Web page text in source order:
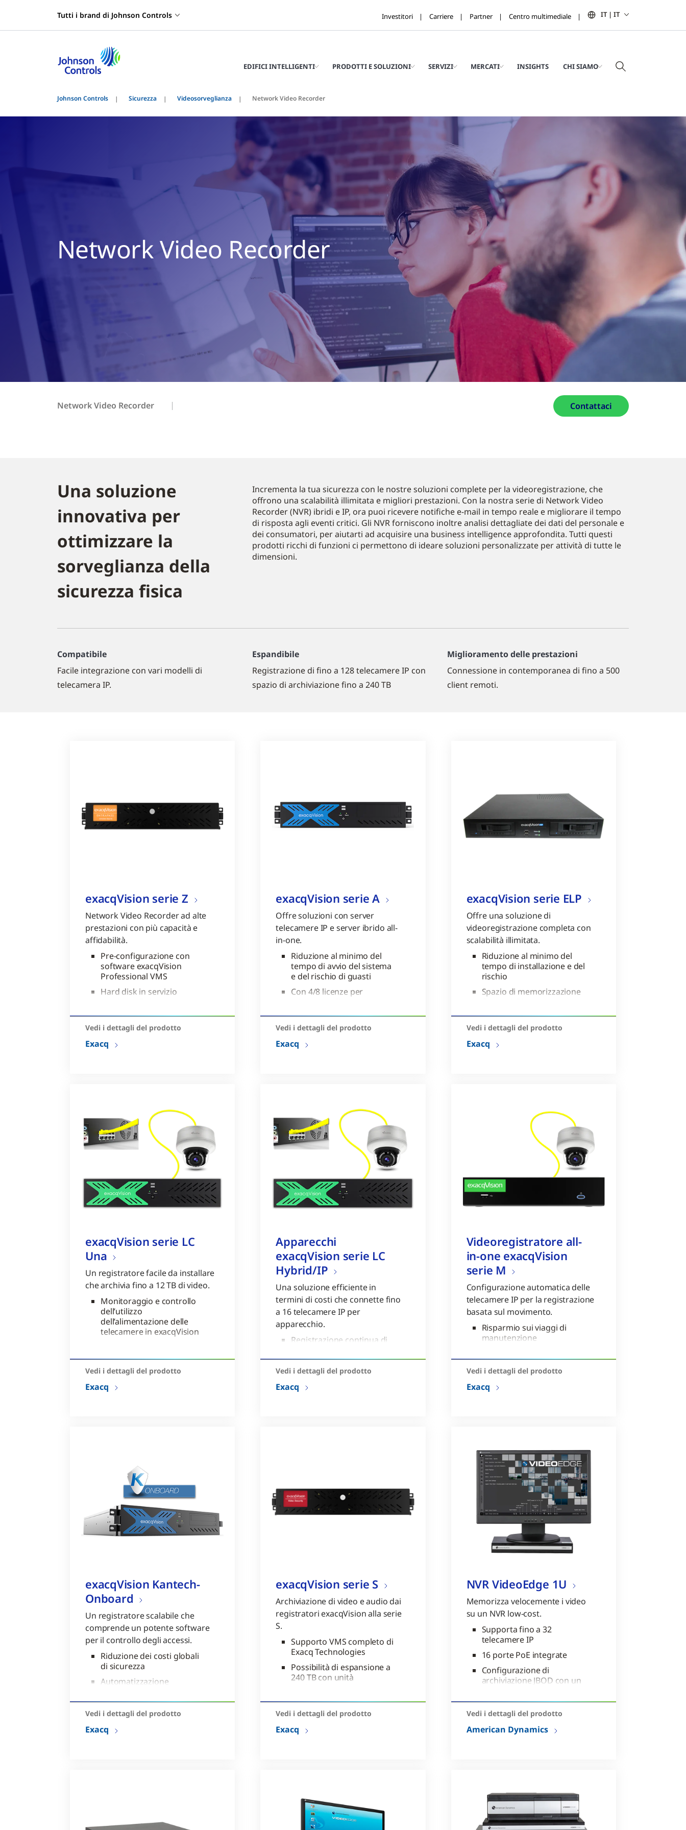
Tutti i brand di Johnson Controls Investitori Carriere Partner Centro multimediale IT | IT
EDIFICI INTELLIGENTI PRODOTTI E SOLUZIONI SERVIZI MERCATI INSIGHTS CHI SIAMO
Johnson Controls Sicurezza Videosorveglianza Network Video Recorder
Network Video Recorder
Network Video Recorder Contattaci
Una soluzione
innovativa per
ottimizzare la
sorveglianza della
sicurezza fisica
Incrementa la tua sicurezza con le nostre soluzioni complete per la videoregistrazione, che
offrono una scalabilità illimitata e migliori prestazioni. Con la nostra serie di Network Video
Recorder (NVR) ibridi e IP, ora puoi ricevere notifiche e-mail in tempo reale e migliorare il tempo
di risposta agli eventi critici. Gli NVR forniscono inoltre analisi dettagliate dei dati del personale e
dei consumatori, per aiutarti ad acquisire una business intelligence approfondita. Tutti questi
prodotti ricchi di funzioni ci permettono di ideare soluzioni personalizzate per attività di tutte le
dimensioni.
Compatibile
Facile integrazione con vari modelli di
telecamera IP.
Espandibile
Registrazione di fino a 128 telecamere IP con
spazio di archiviazione fino a 240 TB
Miglioramento delle prestazioni
Connessione in contemporanea di fino a 500
client remoti.
exacqVision serie Z
Network Video Recorder ad alte
prestazioni con più capacità e
affidabilità.
Pre-configurazione con
software exacqVision
Professional VMS
Hard disk in servizio
Registrazione di fino a 128
telecamere analogiche
Vedi i dettagli del prodotto
Exacq
exacqVision serie A
Offre soluzioni con server
telecamere IP e server ibrido all-
in-one.
Riduzione al minimo del
tempo di avvio del sistema
e del rischio di guasti
Con 4/8 licenze per
Registrazione continua di
fino a 550 Mbps di video
Vedi i dettagli del prodotto
Exacq
exacqVision serie ELP
Offre una soluzione di
videoregistrazione completa con
scalabilità illimitata.
Riduzione al minimo del
tempo di installazione e del
rischio
Spazio di memorizzazione
Visualizzazione dei filmati
registrati e live da su
Vedi i dettagli del prodotto
Exacq
exacqVision serie LC
Una
Un registratore facile da installare
che archivia fino a 12 TB di video.
Monitoraggio e controllo
dell’utilizzo
dell’alimentazione delle
telecamere in exacqVision
esterno necessario con
8/16 porte telecamera PoE
Elevata alimentazione di
uscita
Vedi i dettagli del prodotto
Exacq
Apparecchi
exacqVision serie LC
Hybrid/IP
Una soluzione efficiente in
termini di costi che connette fino
a 16 telecamere IP per
apparecchio.
Registrazione continua di
Compatibilità con migliaia
di modelli di telecamere IP
Registrazione di
Vedi i dettagli del prodotto
Exacq
Videoregistratore all-
in-one exacqVision
serie M
Configurazione automatica delle
telecamere IP per la registrazione
basata sul movimento.
Risparmio sui viaggi di
manutenzione
TB di video
4/8 porte telecamera PoE
Vedi i dettagli del prodotto
Exacq
exacqVision Kantech-
Onboard
Un registratore scalabile che
comprende un potente software
per il controllo degli accessi.
Riduzione dei costi globali
di sicurezza
Automatizzazione
dispositivi intelligenti
Funzionalità mappa
Vedi i dettagli del prodotto
Exacq
exacqVision serie S
Archiviazione di video e audio dai
registratori exacqVision alla serie
S.
Supporto VMS completo di
Exacq Technologies
Possibilità di espansione a
240 TB con unità
Interfacce di rete da 10
Gbps doppie in opzione
Vedi i dettagli del prodotto
Exacq
NVR VideoEdge 1U
Memorizza velocemente i video
su un NVR low-cost.
Supporta fino a 32
telecamere IP
16 porte PoE integrate
Configurazione di
archiviazione JBOD con un
Vedi i dettagli del prodotto
American Dynamics